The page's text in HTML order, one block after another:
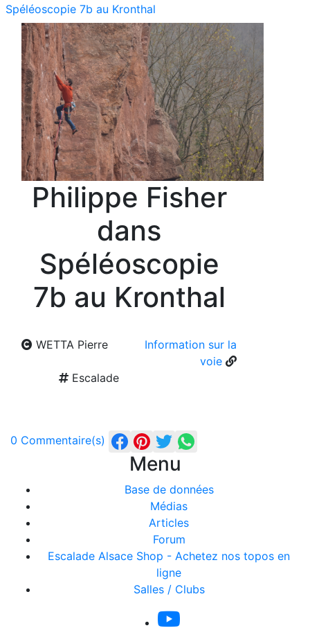
Spéléoscopie 7b au Kronthal
Philippe Fisher
dans
Spéléoscopie
7b au Kronthal
WETTA Pierre
Information sur la
voie
Escalade
0 Commentaire(s)
Menu
Base de données
Médias
Articles
Forum
Escalade Alsace Shop - Achetez nos topos en
ligne
Salles / Clubs